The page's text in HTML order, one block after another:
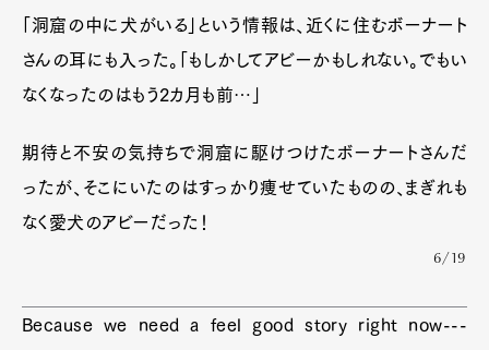
「洞窟の中に犬がいる」という情報は、近くに住むボーナート
さんの耳にも入った。「もしかしてアビーかもしれない。でもい
なくなったのはもう2カ月も前…」
期待と不安の気持ちで洞窟に駆けつけたボーナートさんだ
ったが、そこにいたのはすっかり痩せていたものの、まぎれも
なく愛犬のアビーだった！
6/19
Because we need a feel good story right now---